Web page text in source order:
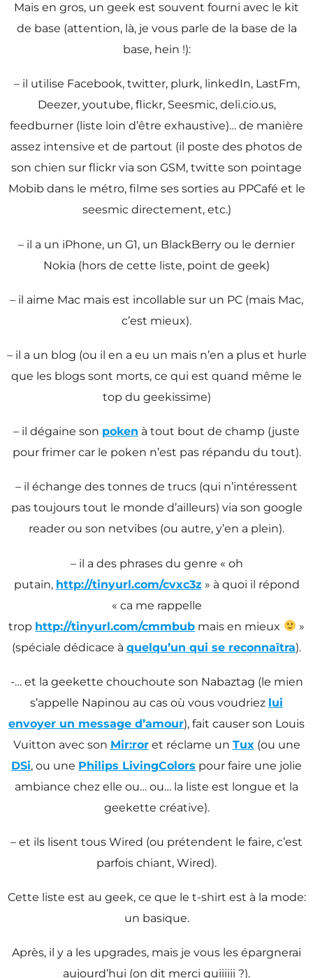
Mais en gros, un geek est souvent fourni avec le kit
de base (attention, là, je vous parle de la base de la
base, hein !):
– il utilise Facebook, twitter, plurk, linkedIn, LastFm,
Deezer, youtube, flickr, Seesmic, deli.cio.us,
feedburner (liste loin d’être exhaustive)… de manière
assez intensive et de partout (il poste des photos de
son chien sur flickr via son GSM, twitte son pointage
Mobib dans le métro, filme ses sorties au PPCafé et le
seesmic directement, etc.)
– il a un iPhone, un G1, un BlackBerry ou le dernier
Nokia (hors de cette liste, point de geek)
– il aime Mac mais est incollable sur un PC (mais Mac,
c’est mieux).
– il a un blog (ou il en a eu un mais n’en a plus et hurle
que les blogs sont morts, ce qui est quand même le
top du geekissime)
– il dégaine son poken à tout bout de champ (juste
pour frimer car le poken n’est pas répandu du tout).
– il échange des tonnes de trucs (qui n’intéressent
pas toujours tout le monde d’ailleurs) via son google
reader ou son netvibes (ou autre, y’en a plein).
– il a des phrases du genre « oh
putain, http://tinyurl.com/cvxc3z» à quoi il répond
« ca me rappelle
trop http://tinyurl.com/cmmbub mais en mieux
»
(spéciale dédicace à quelqu’un qui se reconnaîtra).
-… et la geekette chouchoute son Nabaztag (le mien
s’appelle Napinou au cas où vous voudriez lui
envoyer un message d’amour), fait causer son Louis
Vuitton avec son Mir:roret réclame un Tux (ou une
DSi, ou une Philips LivingColors pour faire une jolie
ambiance chez elle ou… ou… la liste est longue et la
geekette créative).
– et ils lisent tous Wired (ou prétendent le faire, c’est
parfois chiant, Wired).
Cette liste est au geek, ce que le t-shirt est à la mode:
un basique.
Après, il y a les upgrades, mais je vous les épargnerai
aujourd’hui (on dit merci quiiiiii ?).